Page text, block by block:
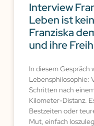
Interview
Leben ist
Franziska
und ihre
In diesem Gespräch
Lebensphilosophie:
Schritten nach
Kilometer-Distanz.
Bestzeiten oder
Mut, einfach